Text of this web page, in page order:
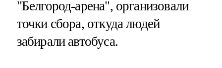
"Белгород-арена", организовали
точки сбора, откуда людей
забирали автобуса.